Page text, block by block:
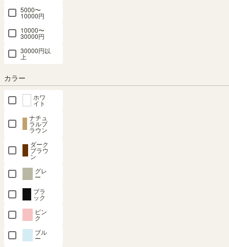
5000〜
10000円
10000〜
30000円
30000円以
上
カラー
ホワ
イト
ナチュ
ラルブ
ラウン
ダーク
ブラウ
ン
グレ
ー
ブラ
ック
ピン
ク
ブル
ー
最短お届け予定日
〒
予定日:---
※正確なお届け予定日はご注文手続き画面にてご確認ください。
在庫あり